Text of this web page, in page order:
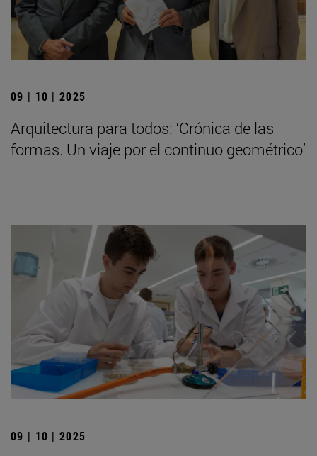
09 | 10 | 2025
Arquitectura para todos: ‘Crónica de las
formas. Un viaje por el continuo geométrico’
09 | 10 | 2025